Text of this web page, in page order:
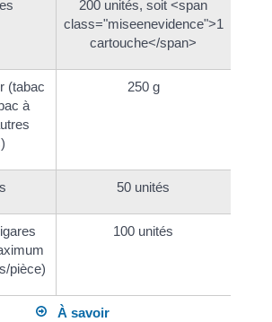
200 unités, soit <span
class="miseenevidence">1
cartouche</span>
(tabac
à
250 g
50 unités
pièce)
100 unités
À savoir